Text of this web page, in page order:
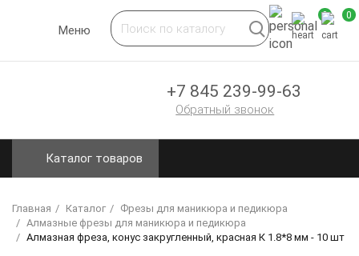
Toggle
Меню
0 0
+7 845 239-99-63
Обратный звонок
Каталог товаров
Главная Каталог
Фрезы для маникюра и педикюра
Алмазные фрезы для маникюра и педикюра
Алмазная фреза, конус закругленный, красная К 1.8*8 мм - 10 шт